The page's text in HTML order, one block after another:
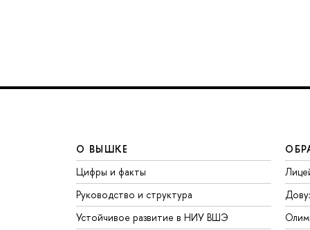
О ВЫШКЕ
Цифры и факты
Руководство и структура
Устойчивое развитие в НИУ ВШЭ